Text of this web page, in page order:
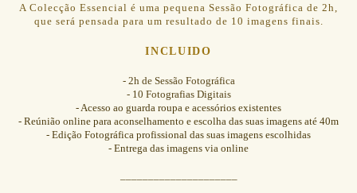
A Colecção Essencial é uma pequena Sessão Fotográfica de 2h,
que será pensada para um resultado de 10 imagens finais.
INCLUIDO
- 2h de Sessão Fotográfica
- 10 Fotografias Digitais
- Acesso ao guarda roupa e acessórios existentes
- Reúnião online para aconselhamento e escolha das suas imagens até 40m
- Edição Fotográfica profissional das suas imagens escolhidas
- Entrega das imagens via online